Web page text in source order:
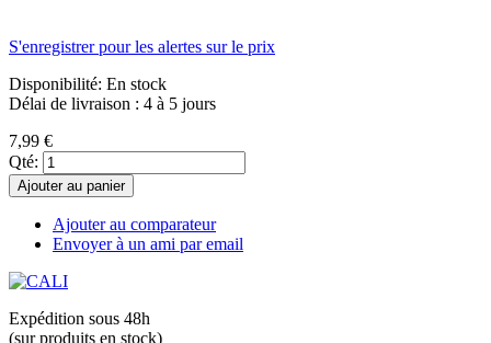
S'enregistrer pour les alertes sur le prix
Disponibilité: En stock
Délai de livraison : 4 à 5 jours
7,99 €
Qté:
Ajouter au panier
Ajouter au comparateur
Envoyer à un ami par email
Expédition sous 48h
(sur produits en stock)